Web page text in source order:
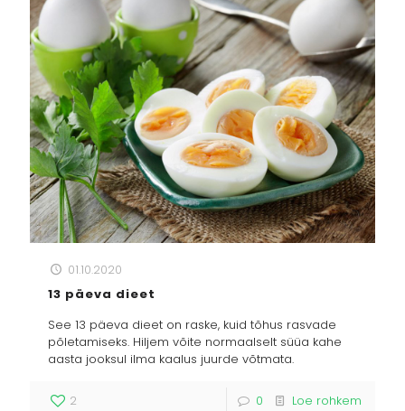
01.10.2020
13 päeva dieet
See 13 päeva dieet on raske, kuid tõhus rasvade
põletamiseks. Hiljem võite normaalselt süüa kahe
aasta jooksul ilma kaalus juurde võtmata.
2 0 Loe rohkem